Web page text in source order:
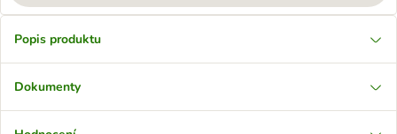
Popis produktu
Dokumenty